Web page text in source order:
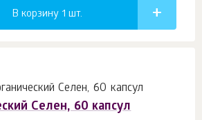
В корзину 1 шт.
Селен, 60 капсул